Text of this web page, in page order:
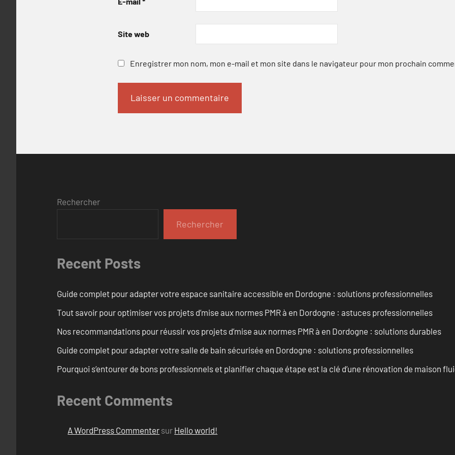
Site web
Enregistrer mon nom, mon e-mail et mon site dans le navigateur pour mon prochain
Rechercher
Rechercher
Recent Posts
Guide complet pour adapter votre espace sanitaire accessible en Dordogne : solutions professionnelles
Tout savoir pour optimiser vos projets d’mise aux normes PMR à en Dordogne : astuces professionnelles
Nos recommandations pour réussir vos projets d’mise aux normes PMR à en Dordogne : solutions durables
Guide complet pour adapter votre salle de bain sécurisée en Dordogne : solutions professionnelles
Pourquoi s’entourer de bons professionnels et planifier chaque étape est la clé d’une rénovation de maison
Recent Comments
A WordPress Commenter sur Hello world!